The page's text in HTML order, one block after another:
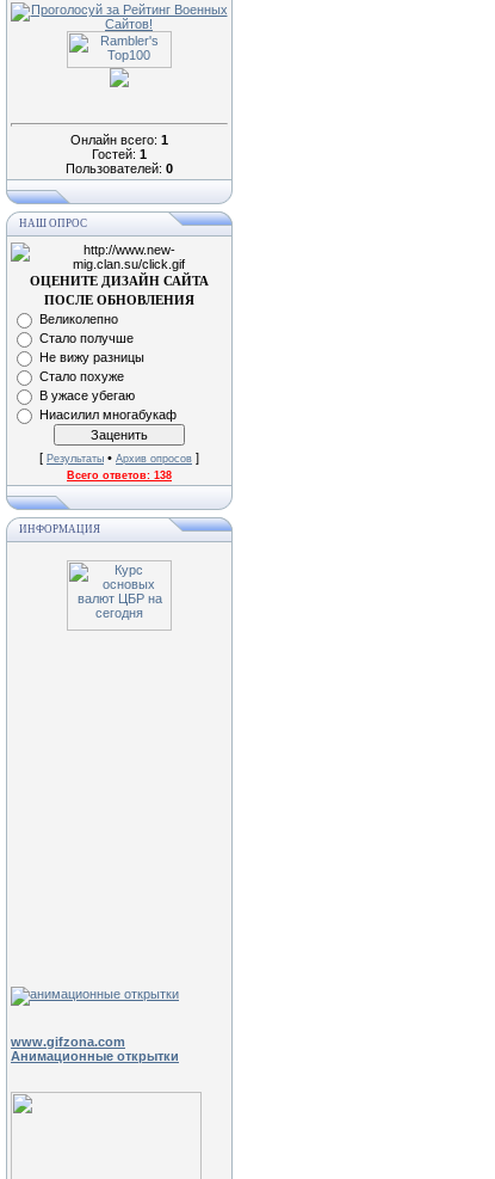
Онлайн всего: 1
Гостей: 1
Пользователей: 0
НАШ ОПРОС
ОЦЕНИТЕ ДИЗАЙН САЙТА
ПОСЛЕ ОБНОВЛЕНИЯ
Великолепно
Стало получше
Не вижу разницы
Стало похуже
В ужасе убегаю
Ниасилил многабукаф
[ Результаты • Архив опросов ]
Всего ответов: 138
ИНФОРМАЦИЯ
www.gifzona.com
Анимационные открытки